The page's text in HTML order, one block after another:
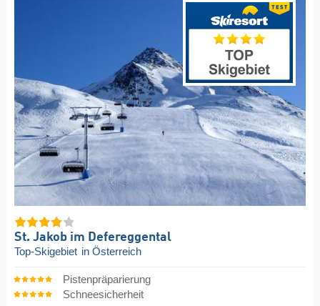
St. Jakob im Defereggental
Top-Skigebiet in Österreich
Pistenpräparierung
Schneesicherheit